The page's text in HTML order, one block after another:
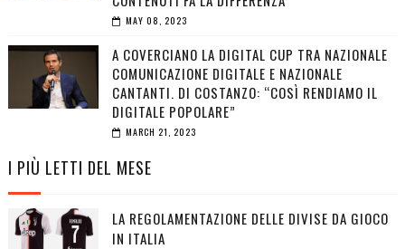
MAY 08, 2023
A COVERCIANO LA DIGITAL CUP TRA NAZIONALE
COMUNICAZIONE DIGITALE E NAZIONALE
CANTANTI. DI COSTANZO: “COSÌ RENDIAMO IL
DIGITALE POPOLARE”
MARCH 21, 2023
I PIÙ LETTI DEL MESE
LA REGOLAMENTAZIONE DELLE DIVISE DA GIOCO
IN ITALIA